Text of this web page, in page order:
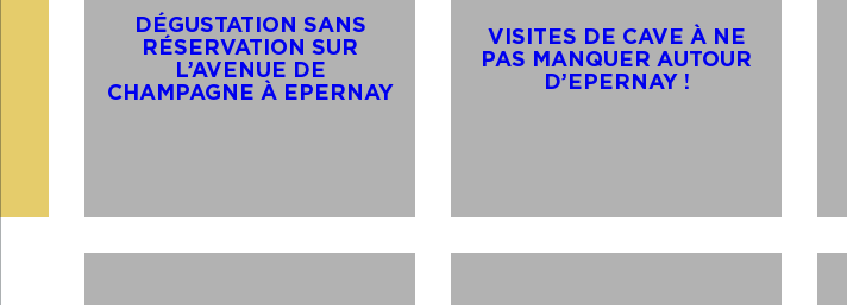
DÉGUSTATION SANS
RÉSERVATION SUR
L’AVENUE DE
CHAMPAGNE À EPERNAY
VISITES DE CAVE À NE
PAS MANQUER AUTOUR
D’EPERNAY !